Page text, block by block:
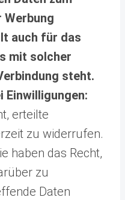
auch für das
mit solcher
steht.
erteilte
zu widerrufen.
haben das Recht,
zu
Daten